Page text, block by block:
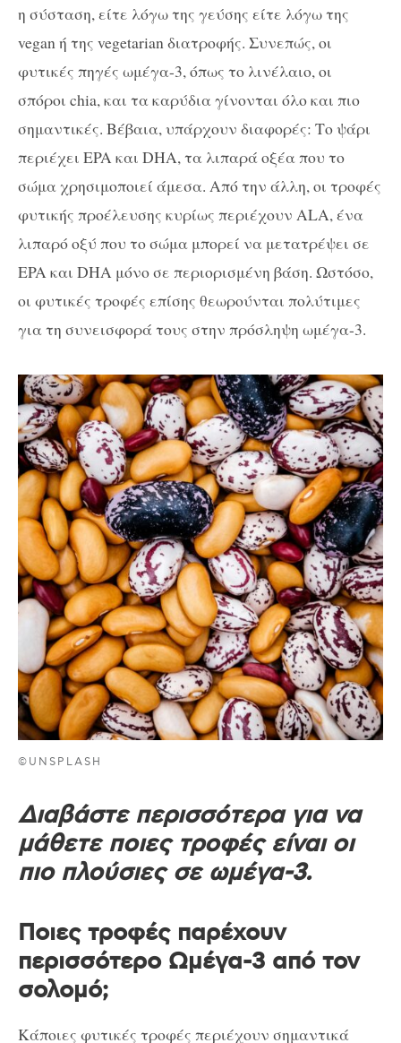
η σύσταση, είτε λόγω της γεύσης είτε λόγω της
vegan ή της vegetarian διατροφής. Συνεπώς, οι
φυτικές πηγές ωμέγα-3, όπως το λινέλαιο, οι
σπόροι chia, και τα καρύδια γίνονται όλο και πιο
σημαντικές. Βέβαια, υπάρχουν διαφορές: Το ψάρι
περιέχει EPA και DHA, τα λιπαρά οξέα που το
σώμα χρησιμοποιεί άμεσα. Από την άλλη, οι τροφές
φυτικής προέλευσης κυρίως περιέχουν ALA, ένα
λιπαρό οξύ που το σώμα μπορεί να μετατρέψει σε
EPA και DHA μόνο σε περιορισμένη βάση. Ωστόσο,
οι φυτικές τροφές επίσης θεωρούνται πολύτιμες
για τη συνεισφορά τους στην πρόσληψη ωμέγα-3.
©UNSPLASH
Διαβάστε περισσότερα για να
μάθετε ποιες τροφές είναι οι
πιο πλούσιες σε ωμέγα-3.
Ποιες τροφές παρέχουν
περισσότερο Ωμέγα-3 από τον
σολομό;
Κάποιες φυτικές τροφές περιέχουν σημαντικά